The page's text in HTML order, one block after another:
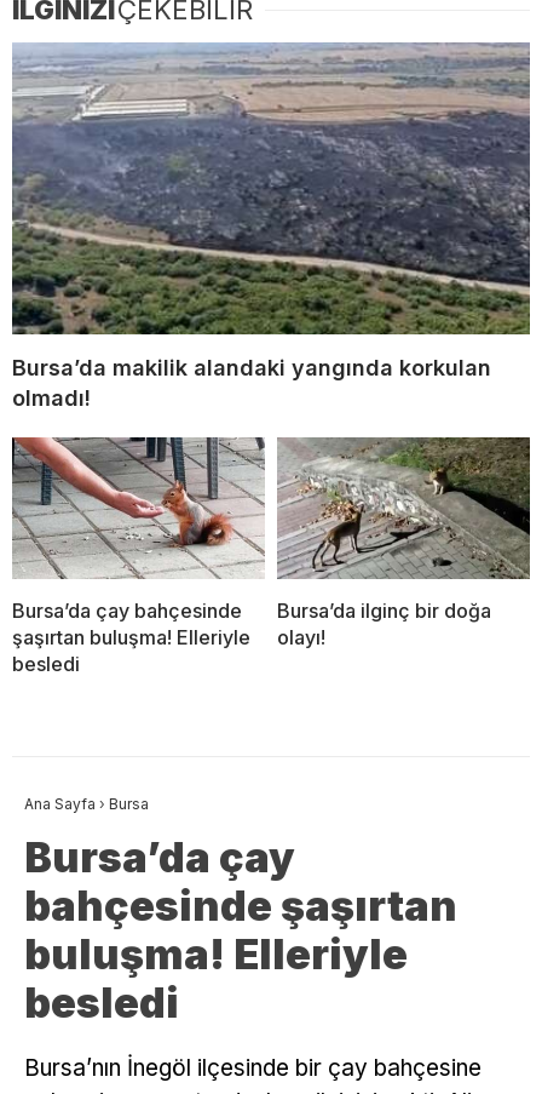
İLGİNİZİÇEKEBİLİR
Bursa’da makilik alandaki yangında korkulan
olmadı!
Bursa’da çay bahçesinde
şaşırtan buluşma! Elleriyle
besledi
Bursa’da ilginç bir doğa
olayı!
Ana Sayfa › Bursa
Bursa’da çay
bahçesinde şaşırtan
buluşma! Elleriyle
besledi
Bursa’nın İnegöl ilçesinde bir çay bahçesine